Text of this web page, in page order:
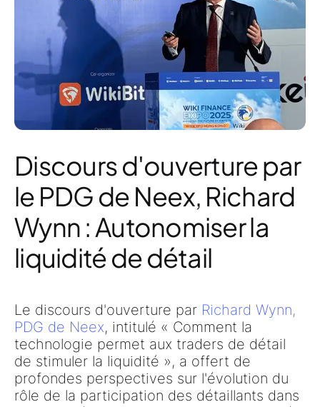
Discours d'ouverture par
le PDG de Neex, Richard
Wynn : Autonomiser la
liquidité de détail
Le discours d'ouverture par Richard Wynn,
PDG de Neex, intitulé « Comment la
technologie permet aux traders de détail
de stimuler la liquidité », a offert de
profondes perspectives sur l'évolution du
rôle de la participation des détaillants dans